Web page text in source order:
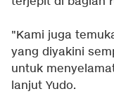
"Kami juga
yang diyakini
untuk
lanjut Yudo.